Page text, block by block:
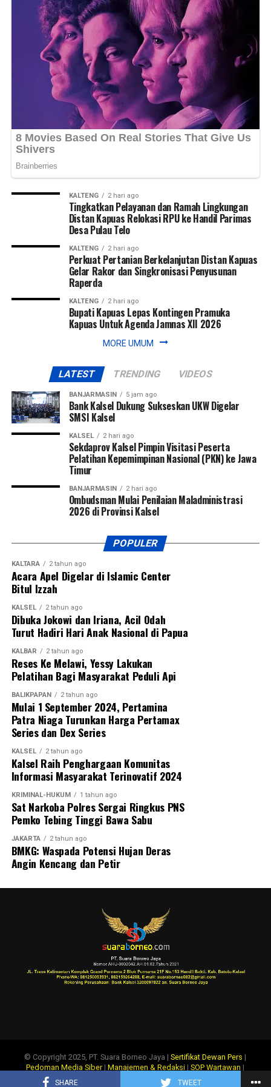
SHARE TWEET
KALTENG 2 hari ago
Tingkatkan Pelayanan dan Ramah Lingkungan
Distan Kapuas Relokasi RPU ke Handil Parimas
Desa Pulau Telo
KALTENG 2 hari ago
Perkuat Pertanian Berkelanjutan Distan Kapuas
Gelar Rakor dan Singkronisasi Penyusunan
Raperda
KALTENG 2 hari ago
Bupati Kapuas Lepas Kontingen Pramuka
Kapuas Untuk Agenda Jamnas XII 2026
MORE UMUM
LATEST TRENDING VIDEOS
BANJARMASIN 5 jam ago
Bank Kalsel Dukung Sukseskan UKW Digelar
SMSI Kalsel
KALSEL 2 hari ago
Sekdaprov Kalsel Pimpin Visitasi Peserta
Pelatihan Kepemimpinan Nasional (PKN) ke Jawa
Timur
BANJARMASIN 2 hari ago
Ombudsman Mulai Penilaian Maladministrasi
2026 di Provinsi Kalsel
POPULER
KALTARA 2 tahun ago
Acara Apel Digelar di Islamic Center
Bitul Izzah
KALSEL 2 tahun ago
Dibuka Jokowi dan Iriana, Acil Odah
Turut Hadiri Hari Anak Nasional di Papua
KALBAR 2 tahun ago
Reses Ke Melawi, Yessy Lakukan
Pelatihan Bagi Masyarakat Peduli Api
BALIKPAPAN 2 tahun ago
Mulai 1 September 2024, Pertamina
Patra Niaga Turunkan Harga Pertamax
Series dan Dex Series
KALSEL 2 tahun ago
Kalsel Raih Penghargaan Komunitas
Informasi Masyarakat Terinovatif 2024
KRIMINAL-HUKUM 1 tahun ago
Sat Narkoba Polres Sergai Ringkus PNS
Pemko Tebing Tinggi Bawa Sabu
JAKARTA 2 tahun ago
BMKG: Waspada Potensi Hujan Deras
Angin Kencang dan Petir
© Copyright 2025, PT. Suara Borneo Jaya |Sertifikat Dewan Pers |
Pedoman Media Siber|Manajemen & Redaksi |SOP Wartawan |
Tentang Kami|Info Iklan